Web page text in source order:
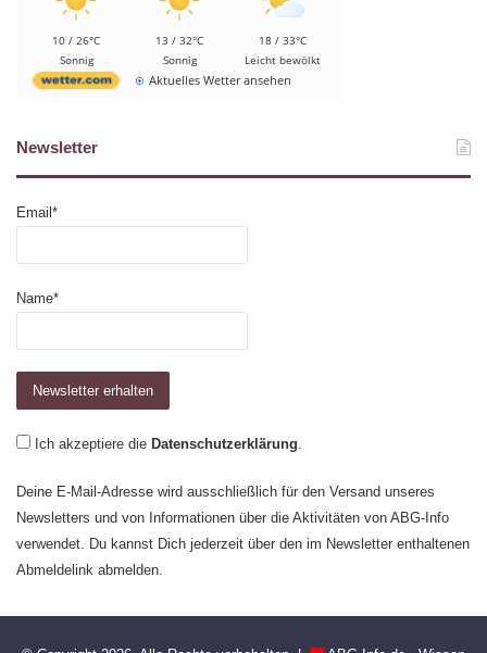
10 / 26°C
Sonnig
13 / 32°C
Sonnig
18 / 33°C
Leicht bewölkt
Aktuelles Wetter ansehen
Newsletter
Email*
Name*
Ich akzeptiere die Datenschutzerklärung.
Deine E-Mail-Adresse wird ausschließlich für den Versand unseres
Newsletters und von Informationen über die Aktivitäten von ABG-Info
verwendet. Du kannst Dich jederzeit über den im Newsletter enthaltenen
Abmeldelink abmelden.